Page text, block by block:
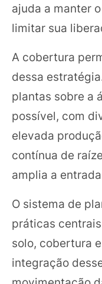
ajuda a manter
limitar sua
A cobertura
dessa
plantas sobre a
possível, com
elevada
contínua de
amplia a
O sistema de
práticas
solo, cobertura
integração